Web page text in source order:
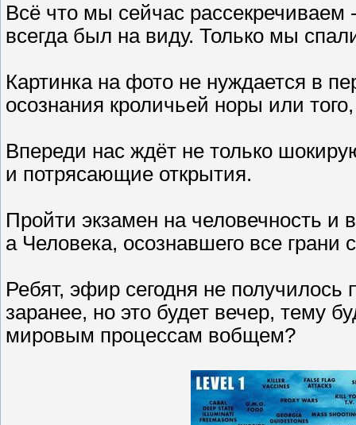
Всё что мы сейчас
всегда был на виду. Только мы
Картинка на фото не нуждается в
осознания кроличьей норы или
Впереди нас ждёт не только
и потрясающие открытия.
Пройти экзамен на человечность
а Человека, осознавшего все грани
Ребят, эфир сегодня не
заранее, но это будет вечер, тему
мировым процессам вобщем?